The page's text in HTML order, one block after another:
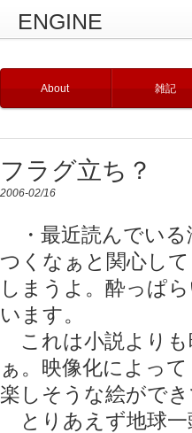
ENGINE
About 雑記
フラグ立ち？
2006-02/16
・最近読んでいる
つくなぁと関心して
しまうよ。酔っぱ
います。
これは小説よりも
ぁ。映像化によって
楽しそうな絵がで
とりあえず地球一